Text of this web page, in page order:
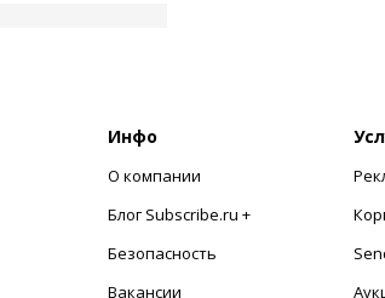
Инфо
О компании
Блог Subscribe.ru +
Безопасность
Вакансии